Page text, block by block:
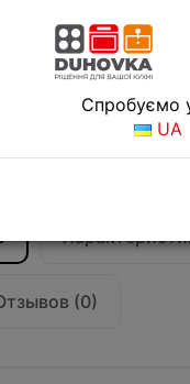
смесители Кухонные
Fabiano
(0)
Спробуємо
UA